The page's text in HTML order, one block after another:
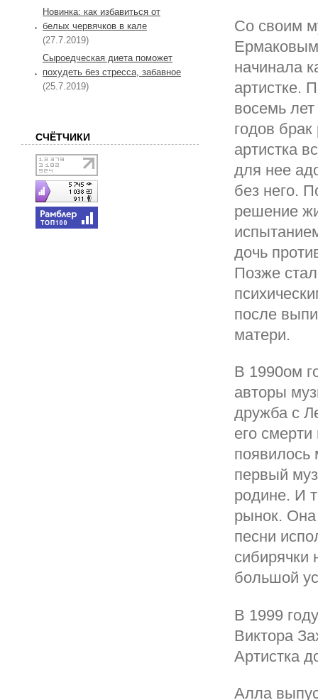
Со своим
Ермаковым
начинала
артистке.
восемь
годов
артистка
для нее
без него.
решение
дочь
Позже
после
матери.
В 1990ом
авторы
дружба с
его
появилось
первый
родине. И
рынок.
песни
сибирячки
большой
В 1999
Виктора
Артистка
Алла
Новинка: как избавиться от
белых червячков в кале
(27.7.2019)
Сыроедческая диета поможет
похудеть без стресса, забавное
(25.7.2019)
СЧЁТЧИКИ